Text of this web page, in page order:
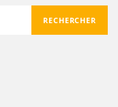
search
RECHERCHER